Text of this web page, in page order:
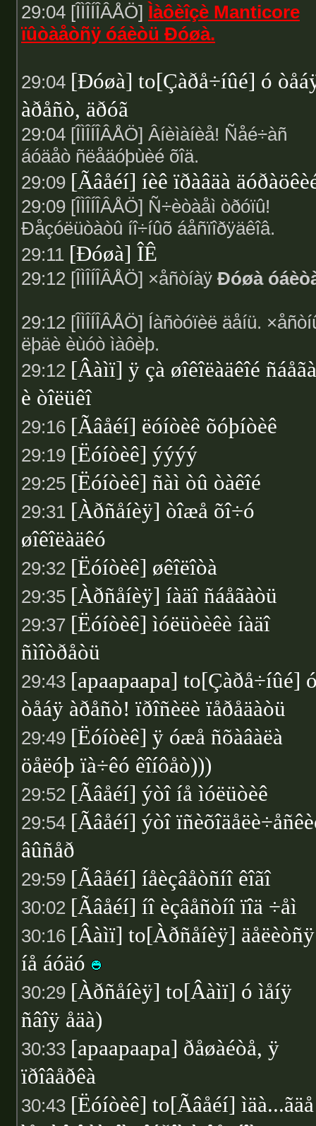
29:04 [ÎÌÎÍÎÂÅÖ] Ìàôèîçè Manticore
ïûòàåòñÿ óáèòü Ðóøà.
29:04 [Ðóøà] to[Çàðå÷íûé] ó
àðåñò, äðóã
29:04 [ÎÌÎÍÎÂÅÖ] Âíèìàíèå! Ñåé÷àñ
áóäåò ñëåäóþùèé õîä.
29:09 [Ãâåéí] íèê ïðàâäà
29:09 [ÎÌÎÍÎÂÅÖ] Ñ÷èòàåì òðóïû!
Ðåçóëüòàòû íî÷íûõ áåñïîðÿäêîâ.
29:11 [Ðóøà] ÎÊ
29:12 [ÎÌÎÍÎÂÅÖ] ×åñòíàÿ Ðóøà
29:12 [ÎÌÎÍÎÂÅÖ] Íàñòóïèë äåíü.
ëþäè èùóò ìàôèþ.
29:12 [Âàìï] ÿ çà øîêîëàäêîé
è òîëüêî
29:16 [Ãâåéí] ëóíòèê õóþíòèê
29:19 [Ëóíòèê] ýýýý
29:25 [Ëóíòèê] ñàì òû òàêîé
29:31 [Àðñåíèÿ] òîæå õî÷ó
øîêîëàäêó
29:32 [Ëóíòèê] øêîëîòà
29:35 [Àðñåíèÿ] íàäî ñáåãàòü
29:37 [Ëóíòèê] ìóëüòèêè íàäî
ñìîòðåòü
29:43 [apaapaapa] to[Çàðå÷íûé]
òåáÿ àðåñò! ïðîñèëè ïåðåäàòü
29:49 [Ëóíòèê] ÿ óæå ñõàâàëà
öåëóþ ïà÷êó êîíôåò)))
29:52 [Ãâåéí] ýòî íå ìóëüòèê
29:54 [Ãâåéí] ýòî
âûñåð
29:59 [Ãâåéí] íåèçâåòñíî êîãî
30:02 [Ãâåéí] íî èçâåñòíî ïîä ÷åì
30:16 [Âàìï] to[Àðñåíèÿ] äåëèòñÿ
íå áóäó
30:29 [Àðñåíèÿ] to[Âàìï] ó ìåíÿ
ñâîÿ åäà)
30:33 [apaapaapa] ðåøàéòå, ÿ
ïðîâåðêà
30:43 [Ëóíòèê] to[Ãâåéí] ìäà...ãäå